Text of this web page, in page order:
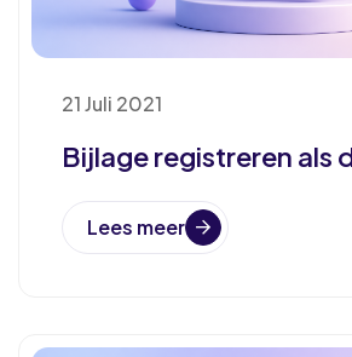
21 Juli 2021
Bijlage registreren als
Lees meer